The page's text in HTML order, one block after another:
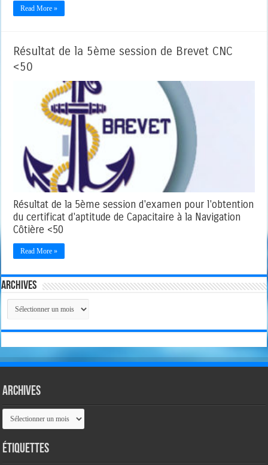
Read More »
Résultat de la 5ème session de Brevet CNC
<50
Résultat de la 5ème session d'examen pour l'obtention
du certificat d'aptitude de Capacitaire à la Navigation
Côtière <50
Read More »
Archives
Archives
Archives
Archives
Étiquettes